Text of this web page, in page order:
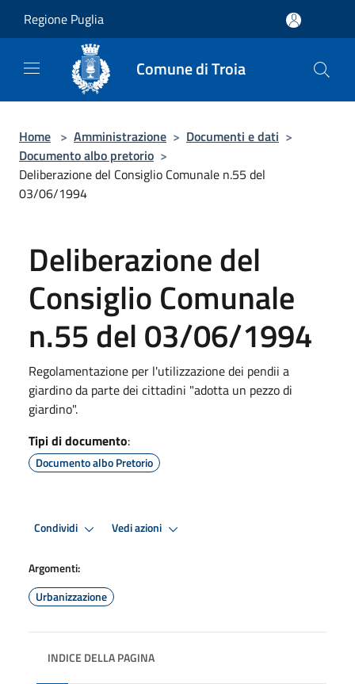
Regione Puglia
Comune di Troia
Home > Amministrazione > Documenti e dati >
Documento albo pretorio >
Deliberazione del Consiglio Comunale n.55 del
03/06/1994
Deliberazione del
Consiglio Comunale
n.55 del 03/06/1994
Regolamentazione per l'utilizzazione dei pendii a
giardino da parte dei cittadini "adotta un pezzo di
giardino".
Tipi di documento:
Documento albo Pretorio
Condividi Vedi azioni
Argomenti:
Urbanizzazione
INDICE DELLA PAGINA